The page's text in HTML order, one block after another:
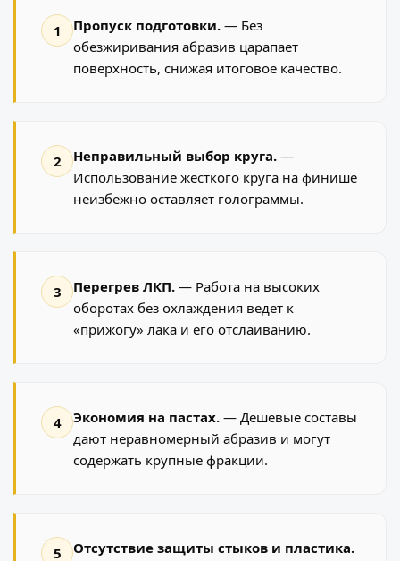
1 Пропуск подготовки. — Без
обезжиривания абразив царапает
поверхность, снижая итоговое качество.
2 Неправильный выбор круга. —
Использование жесткого круга на финише
неизбежно оставляет голограммы.
3 Перегрев ЛКП. — Работа на высоких
оборотах без охлаждения ведет к
«прижогу» лака и его отслаиванию.
4 Экономия на пастах. — Дешевые составы
дают неравномерный абразив и могут
содержать крупные фракции.
5
Отсутствие защиты стыков и пластика.